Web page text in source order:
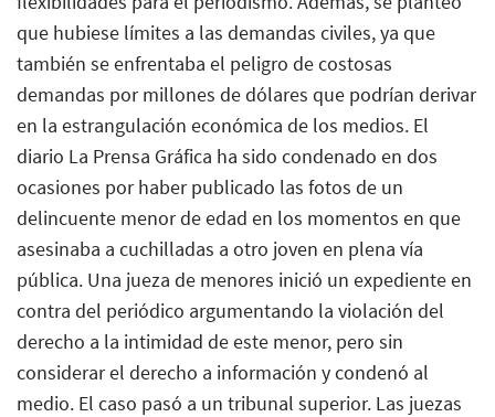
que hubiese límites a las demandas civiles, ya que
también se enfrentaba el peligro de costosas
demandas por millones de dólares que podrían derivar
en la estrangulación económica de los medios. El
diario La Prensa Gráfica ha sido condenado en dos
ocasiones por haber publicado las fotos de un
delincuente menor de edad en los momentos en que
asesinaba a cuchilladas a otro joven en plena vía
pública. Una jueza de menores inició un expediente en
contra del periódico argumentando la violación del
derecho a la intimidad de este menor, pero sin
considerar el derecho a información y condenó al
medio. El caso pasó a un tribunal superior. Las juezas